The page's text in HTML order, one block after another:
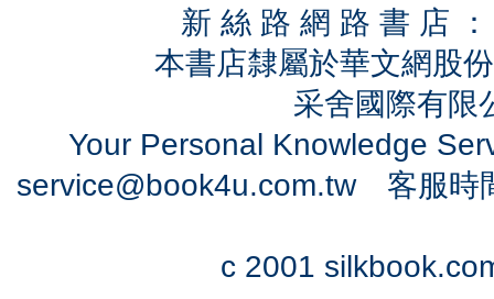
新 絲 路 網 路 書 店
本書店隸屬於華文網股
采舍國際有
Your Personal Knowledge
service@book4u.com.tw客服時
c 2001